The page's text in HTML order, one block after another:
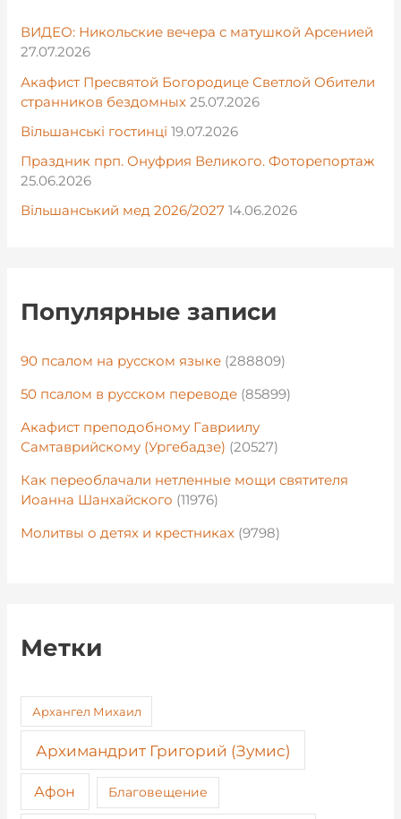
ВИДЕО: Никольские вечера с матушкой Арсенией
27.07.2026
Акафист Пресвятой Богородице Светлой Обители
странников бездомных 25.07.2026
Вільшанські гостинці 19.07.2026
Праздник прп. Онуфрия Великого. Фоторепортаж
25.06.2026
Вільшанський мед 2026/2027 14.06.2026
Популярные записи
90 псалом на русском языке (288809)
50 псалом в русском переводе (85899)
Акафист преподобному Гавриилу
Самтаврийскому (Ургебадзе) (20527)
Как переоблачали нетленные мощи святителя
Иоанна Шанхайского (11976)
Молитвы о детях и крестниках (9798)
Метки
Архангел Михаил
Архимандрит Григорий (Зумис)
Афон Благовещение